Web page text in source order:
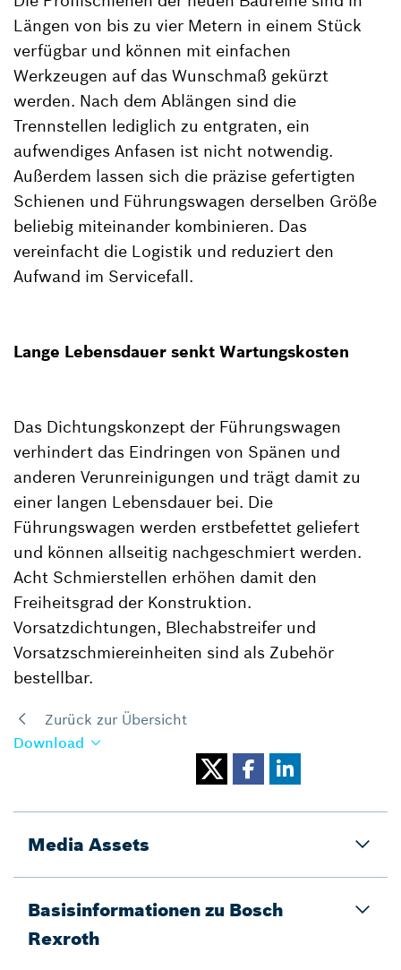
Längen von bis zu vier Metern in einem Stück
verfügbar und können mit einfachen
Werkzeugen auf das Wunschmaß gekürzt
werden. Nach dem Ablängen sind die
Trennstellen lediglich zu entgraten, ein
aufwendiges Anfasen ist nicht notwendig.
Außerdem lassen sich die präzise gefertigten
Schienen und Führungswagen derselben Größe
beliebig miteinander kombinieren. Das
vereinfacht die Logistik und reduziert den
Aufwand im Servicefall.
Lange Lebensdauer senkt Wartungskosten
Das Dichtungskonzept der Führungswagen
verhindert das Eindringen von Spänen und
anderen Verunreinigungen und trägt damit zu
einer langen Lebensdauer bei. Die
Führungswagen werden erstbefettet geliefert
und können allseitig nachgeschmiert werden.
Acht Schmierstellen erhöhen damit den
Freiheitsgrad der Konstruktion.
Vorsatzdichtungen, Blechabstreifer und
Vorsatzschmiereinheiten sind als Zubehör
bestellbar.
Zurück zur Übersicht
Download
Media Assets
Basisinformationen zu Bosch
Rexroth